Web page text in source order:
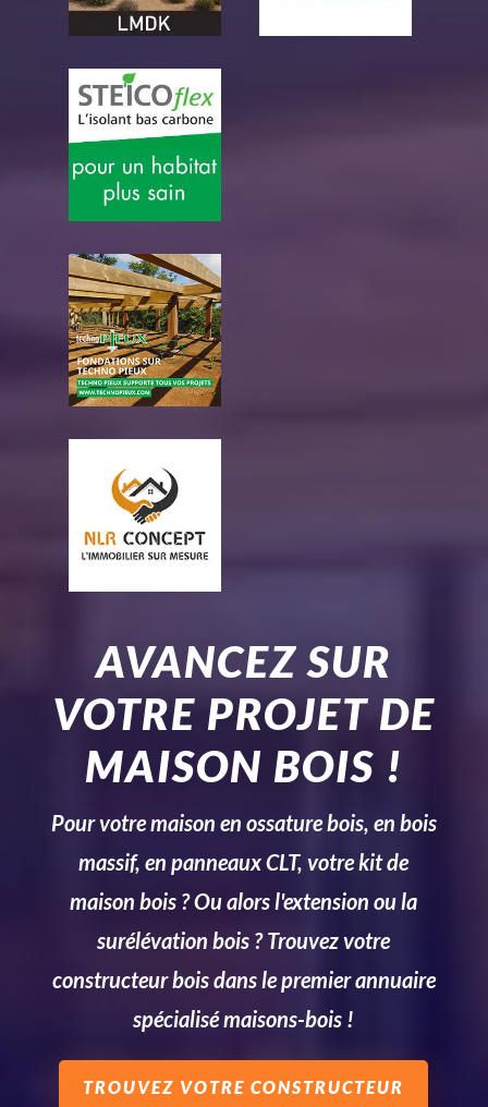
AVANCEZ SUR
VOTRE PROJET DE
MAISON BOIS !
Pour votre maison en ossature bois, en bois
massif, en panneaux CLT, votre kit de
maison bois ? Ou alors l'extension ou la
surélévation bois ? Trouvez votre
constructeur bois dans le premier annuaire
spécialisé maisons-bois !
TROUVEZ VOTRE CONSTRUCTEUR